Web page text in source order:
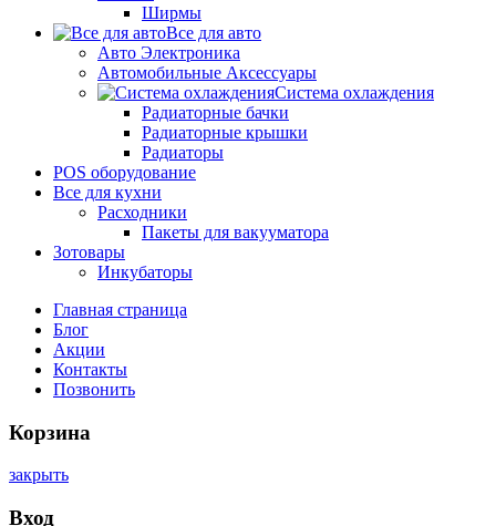
Ширмы
Все для авто
Авто Электроника
Автомобильные Аксессуары
Система охлаждения
Радиаторные бачки
Радиаторные крышки
Радиаторы
POS оборудование
Все для кухни
Расходники
Пакеты для вакууматора
Зотовары
Инкубаторы
Главная страница
Блог
Акции
Контакты
Позвонить
Корзина
закрыть
Вход